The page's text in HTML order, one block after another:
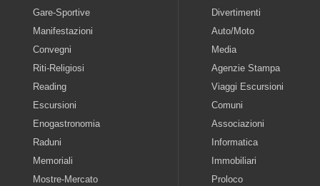
Gare-Sportive
Manifestazioni
Convegni
Riti-Religiosi
Reading
Escursioni
Enogastronomia
Raduni
Memoriali
Mostre-Mercato
Divertimenti
Auto/Moto
Media
Agenzie Stampa
Viaggi Escursioni
Comuni
Associazioni
Informatica
Immobiliari
Proloco